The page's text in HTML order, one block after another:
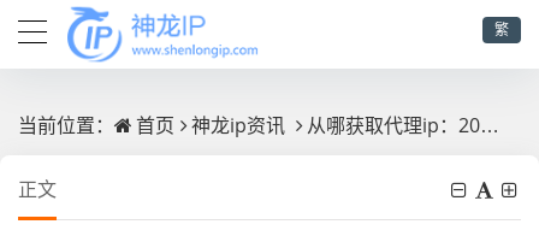
繁
当前位置： 首页 神龙ip资讯 从哪获取代理ip：2026年最全IP资源获取渠道汇总
正文